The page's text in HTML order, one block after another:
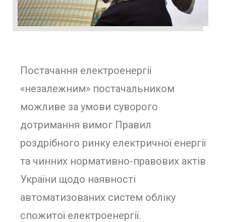
Постачання електроенергії
«незалежним» постачальником
можливе за умови суворого
дотримання вимог Правил
роздрібного ринку електричної енергії
та чинних нормативно-правових актів
України щодо наявності
автоматизованих систем обліку
спожитої електроенергії.